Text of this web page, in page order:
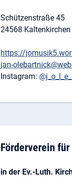
Schützenstraße 45
24568 Kaltenkirchen
https://
jan-
Instagram:
Förderverein
in der Ev.-Luth.